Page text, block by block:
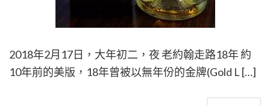
2018年2月17日，大年初二，夜 老約翰走路18年 約
10年前的美版，18年曾被以無年份的金牌(Gold L […]